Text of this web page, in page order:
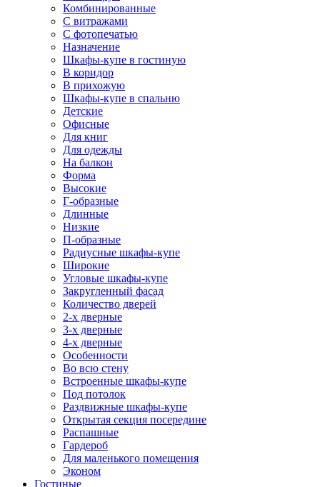
Комбинированные
С витражами
С фотопечатью
Назначение
Шкафы-купе в гостиную
В коридор
В прихожую
Шкафы-купе в спальню
Детские
Офисные
Для книг
Для одежды
На балкон
Форма
Высокие
Г-образные
Длинные
Низкие
П-образные
Радиусные шкафы-купе
Широкие
Угловые шкафы-купе
Закругленный фасад
Количество дверей
2-х дверные
3-х дверные
4-х дверные
Особенности
Во всю стену
Встроенные шкафы-купе
Под потолок
Раздвижные шкафы-купе
Открытая секция посередине
Распашные
Гардероб
Для маленького помещения
Эконом
Гостиные